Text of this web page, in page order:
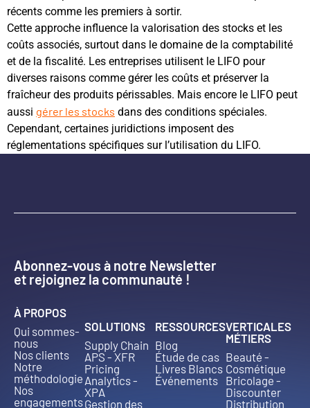
récents comme les premiers à sortir.
Cette approche influence la valorisation des stocks et les
coûts associés, surtout dans le domaine de la comptabilité
et de la fiscalité. Les entreprises utilisent le LIFO pour
diverses raisons comme gérer les coûts et préserver la
fraîcheur des produits périssables. Mais encore le LIFO peut
aussi gérer les stocks dans des conditions spéciales.
Cependant, certaines juridictions imposent des
réglementations spécifiques sur l’utilisation du LIFO.
Abonnez-vous à notre Newsletter
et rejoignez la communauté !
À PROPOS
Qui sommes-
nous
Nos clients
Notre
méthodologie
Nos
engagements
SOLUTIONS
Supply Chain
APS - XFR
Pricing
Analytics -
XPA
Gestion des
RESSOURCES
Blog
Étude de cas
Livres Blancs
Événements
VERTICALES
MÉTIERS
Beauté -
Cosmétique
Bricolage -
Discounter
Distribution